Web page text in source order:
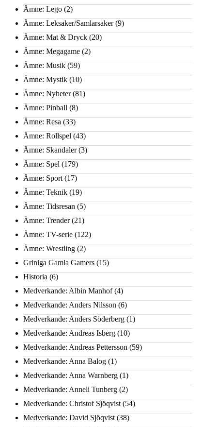
Ämne: Lego (2)
Ämne: Leksaker/Samlarsaker(9)
Ämne: Mat & Dryck (20)
Ämne: Megagame (2)
Ämne: Musik (59)
Ämne: Mystik (10)
Ämne: Nyheter(81)
Ämne: Pinball (8)
Ämne: Resa (33)
Ämne: Rollspel (43)
Ämne: Skandaler(3)
Ämne: Spel (179)
Ämne: Sport (17)
Ämne: Teknik (19)
Ämne: Tidsresan (5)
Ämne: Trender(21)
Ämne: TV-serie (122)
Ämne: Wrestling (2)
Griniga Gamla Gamers (15)
Historia (6)
Medverkande: Albin Manhof(4)
Medverkande: Anders Nilsson (6)
Medverkande: Anders Söderberg (1)
Medverkande: Andreas Isberg (10)
Medverkande: Andreas Pettersson (59)
Medverkande: Anna Balog (1)
Medverkande: Anna Warnberg (1)
Medverkande: Anneli Tunberg (2)
Medverkande: Christof Sjöqvist (54)
Medverkande: David Sjöqvist (38)